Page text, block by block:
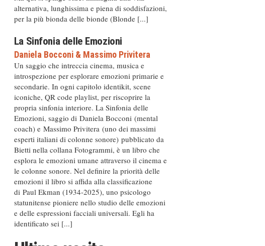
alternativa, lunghissima e piena di soddisfazioni,
per la più bionda delle bionde (Blonde [...]
La Sinfonia delle Emozioni
Daniela Bocconi& Massimo Privitera
Un saggio che intreccia cinema, musica e
introspezione per esplorare emozioni primarie e
secondarie. In ogni capitolo identikit, scene
iconiche, QR code playlist, per riscoprire la
propria sinfonia interiore. La Sinfonia delle
Emozioni, saggio di Daniela Bocconi (mental
coach) e Massimo Privitera (uno dei massimi
esperti italiani di colonne sonore) pubblicato da
Bietti nella collana Fotogrammi, è un libro che
esplora le emozioni umane attraverso il cinema e
le colonne sonore. Nel definire la priorità delle
emozioni il libro si affida alla classificazione
di Paul Ekman (1934-2025), uno psicologo
statunitense pioniere nello studio delle emozioni
e delle espressioni facciali universali. Egli ha
identificato sei [...]